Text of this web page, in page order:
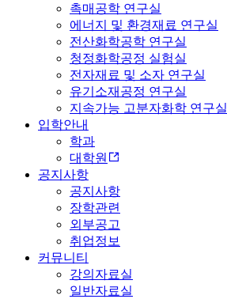
촉매공학 연구실
에너지 및 환경재료 연구실
전산화학공학 연구실
청정화학공정 실험실
전자재료 및 소자 연구실
유기소재공정 연구실
지속가능 고분자화학 연구실
입학안내
학과
대학원
공지사항
공지사항
장학관련
외부공고
취업정보
커뮤니티
강의자료실
일반자료실